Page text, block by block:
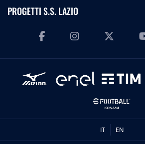
PROGETTI S.S. LAZIO
IT EN